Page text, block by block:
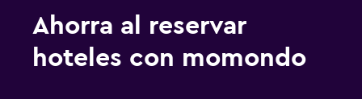
Ahorra al reservar
hoteles con momondo